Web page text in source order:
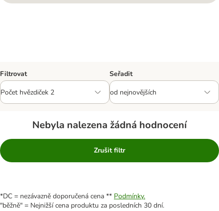
Filtrovat Seřadit
Nebyla nalezena žádná hodnocení
Zrušit filtr
*DC = nezávazně doporučená cena ** Podmínky.
"běžně" = Nejnižší cena produktu za posledních 30 dní.